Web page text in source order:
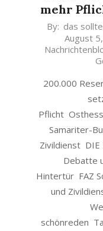
mehr
2026-
05
By: das
August
200.000
Pflicht
Samariter-
Zivildienst DIE
Debatte
Hintertür FAZ
und
schönreden